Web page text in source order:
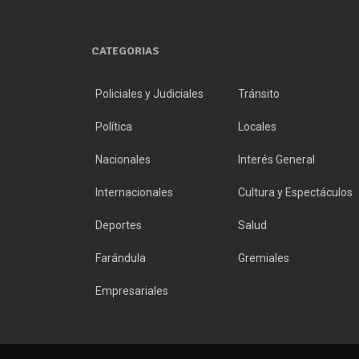
CATEGORIAS
Policiales y Judiciales Tránsito
Política Locales
Nacionales Interés General
Internacionales Cultura y Espectáculos
Deportes Salud
Farándula Gremiales
Empresariales